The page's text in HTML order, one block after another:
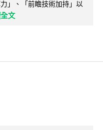
」、「前瞻技術加持」以
文